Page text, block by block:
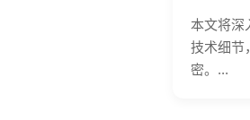
本文将深
技术细节
密。...